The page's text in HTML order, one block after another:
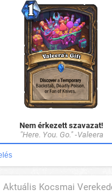
Nem érkezett szavazat!
"Here. You. Go." -Valeera
Aktuális Kocsmai